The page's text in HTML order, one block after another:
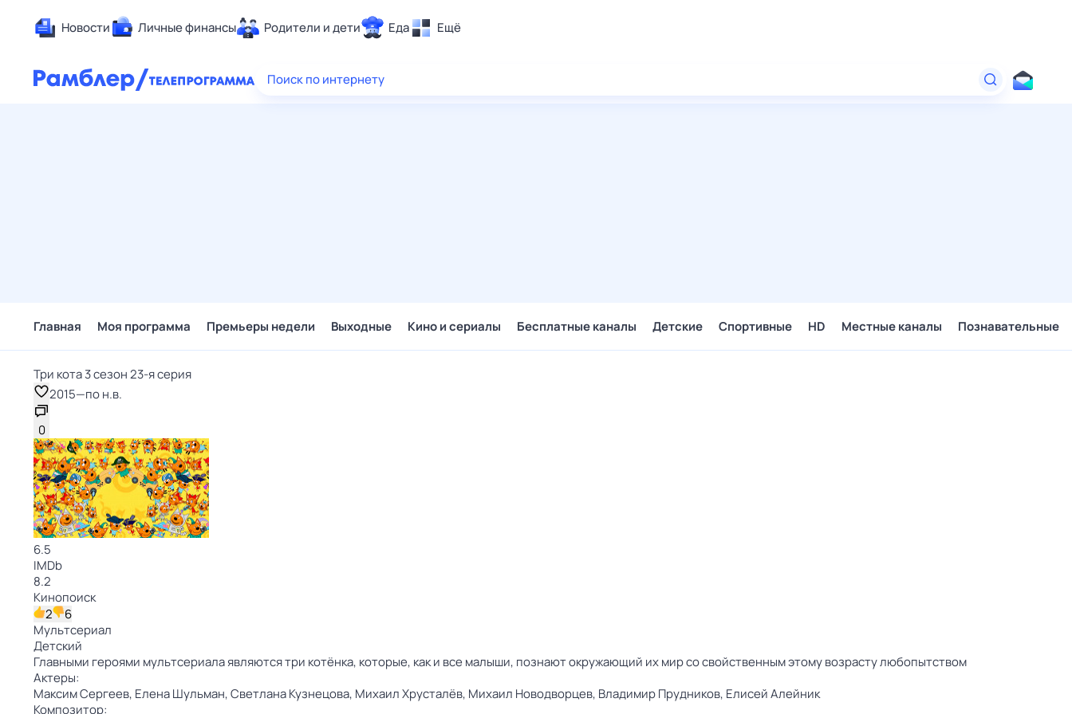
Новости Личные финансы Родители и дети Еда Ещё
Здоровье
Поиск по интернету
Главная Моя программа Премьеры недели Выходные Кино и сериалы Бесплатные каналы Детские Спортивные HD Местные каналы Познавательные
Три кота 3 сезон 23-я серия
2015—по н.в.
0
6.5
IMDb
8.2
Кинопоиск
2
6
Мультсериал
Детский
Главными героями мультсериала являются три котёнка, которые, как и все малыши, познают окружающий их мир со свойственным этому возрасту любопытством
Актеры:
Максим Сергеев, Елена Шульман,Светлана Кузнецова, Михаил Хрусталёв, Михаил Новодворцев, Владимир Прудников, Елисей Алейник
Композитор: